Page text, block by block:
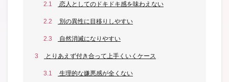
2.1 恋人としてのドキドキ感を味わえない
2.2 別の異性に目移りしやすい
2.3 自然消滅になりやすい
3 とりあえず付き合って上手くいくケース
3.1 生理的な嫌悪感が全くない